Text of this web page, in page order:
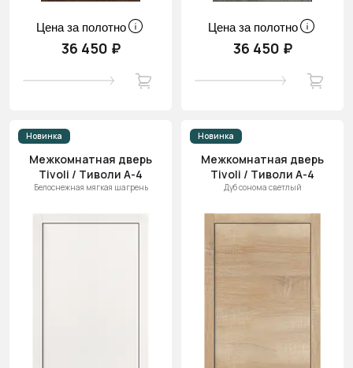
Цена за полотно
36 450 ₽
Цена за полотно
36 450 ₽
Новинка
Межкомнатная дверь
Tivoli / Тиволи А-4
Белоснежная мягкая шагрень
Новинка
Межкомнатная дверь
Tivoli / Тиволи А-4
Дуб сонома светлый